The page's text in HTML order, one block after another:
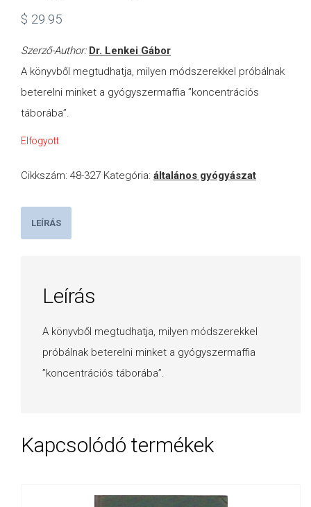
$ 29.95
Szerző-Author: Dr. Lenkei Gábor
A könyvből megtudhatja, milyen módszerekkel próbálnak
beterelni minket a gyógyszermaffia ”koncentrációs
táborába”.
Elfogyott
Cikkszám: 48-327 Kategória: általános gyógyászat
LEÍRÁS
Leírás
A könyvből megtudhatja, milyen módszerekkel
próbálnak beterelni minket a gyógyszermaffia
”koncentrációs táborába”.
Kapcsolódó termékek